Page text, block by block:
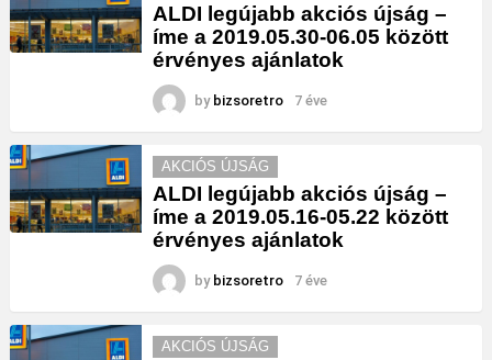
ALDI legújabb akciós újság –
íme a 2019.05.30-06.05 között
érvényes ajánlatok
by bizsoretro 7 éve
AKCIÓS ÚJSÁG
ALDI legújabb akciós újság –
íme a 2019.05.16-05.22 között
érvényes ajánlatok
by bizsoretro 7 éve
AKCIÓS ÚJSÁG